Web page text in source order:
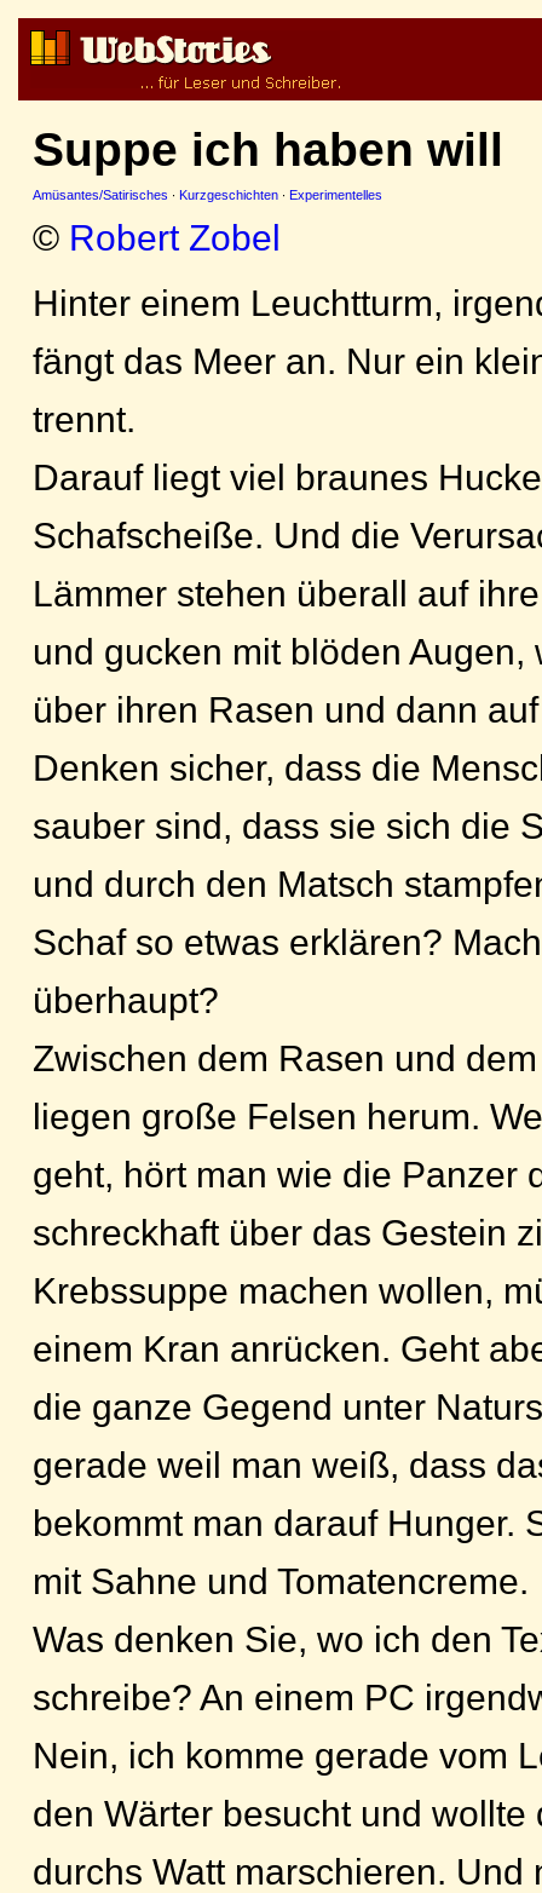
Suppe ich haben will
Amüsantes/Satirisches · Kurzgeschichten · Experimentelles
© Robert Zobel
Hinter einem Leuchtturm,
fängt das Meer an. Nur ein
trennt.
Darauf liegt viel braunes
Schafscheiße. Und die
Lämmer stehen überall auf
und gucken mit blöden Augen,
über ihren Rasen und dann
Denken sicher, dass die
sauber sind, dass sie sich die
und durch den Matsch
Schaf so etwas erklären?
überhaupt?
Zwischen dem Rasen und
liegen große Felsen herum.
geht, hört man wie die Panzer
schreckhaft über das Gestein
Krebssuppe machen wollen,
einem Kran anrücken. Geht
die ganze Gegend unter
gerade weil man weiß, dass
bekommt man darauf Hunger.
mit Sahne und Tomatencreme.
Was denken Sie, wo ich den
schreibe? An einem PC
Nein, ich komme gerade vom
den Wärter besucht und wollte
durchs Watt marschieren. Und